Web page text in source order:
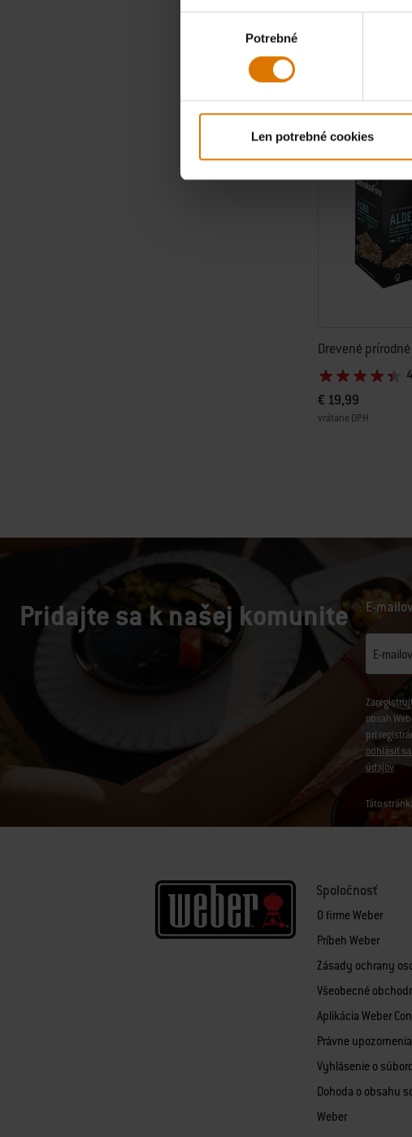
Potrebné
Len potrebné cookies
€ 19,99
Drevené
€ 19,99
vrátane DPH
Pridajte sa k našej komunite E-
E-
obsah
pri
odhlásiť
údajov.
Táto
Spoločnosť
O firme Weber
Príbeh Weber
Zásady ochrany
Všeobecné
Aplikácia Weber
Právne upozornenia
Vyhlásenie o
Dohoda o obsahu
Weber